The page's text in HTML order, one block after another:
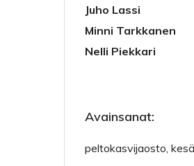
Juho Lassi
Minni Tarkkanen
Nelli Piekkari
Avainsanat:
peltokasvijaosto,